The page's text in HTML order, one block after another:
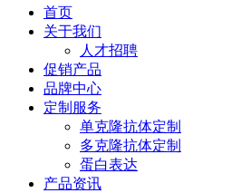
首页
关于我们
人才招聘
促销产品
品牌中心
定制服务
单克隆抗体定制
多克隆抗体定制
蛋白表达
产品资讯